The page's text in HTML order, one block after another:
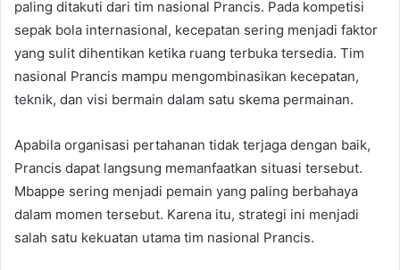
paling ditakuti dari tim nasional Prancis. Pada kompetisi
sepak bola internasional, kecepatan sering menjadi faktor
yang sulit dihentikan ketika ruang terbuka tersedia. Tim
nasional Prancis mampu mengombinasikan kecepatan,
teknik, dan visi bermain dalam satu skema permainan.
Apabila organisasi pertahanan tidak terjaga dengan baik,
Prancis dapat langsung memanfaatkan situasi tersebut.
Mbappe sering menjadi pemain yang paling berbahaya
dalam momen tersebut. Karena itu, strategi ini menjadi
salah satu kekuatan utama tim nasional Prancis.